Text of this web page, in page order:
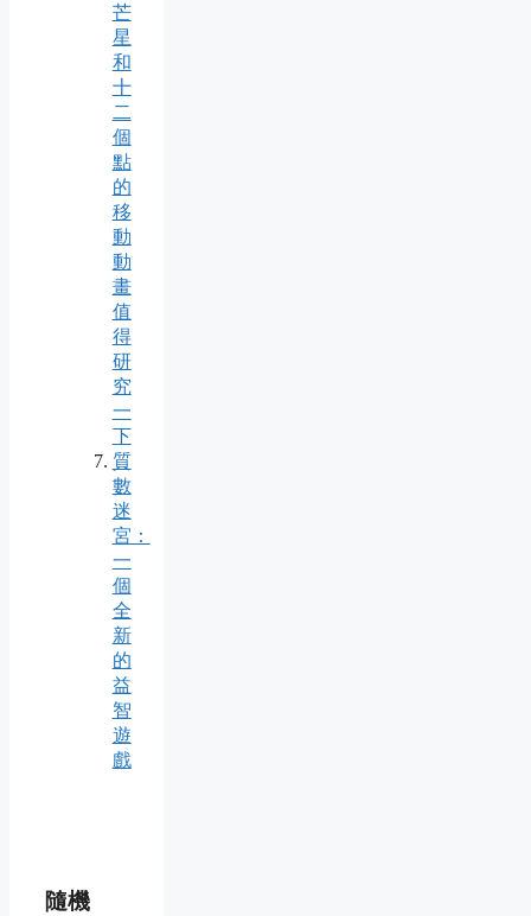
芒
星
和
十
二
個
點
的
移
動
動
畫
值
得
研
究
一
下
質
數
迷
宮：
一
個
全
新
的
益
智
遊
戲
隨機